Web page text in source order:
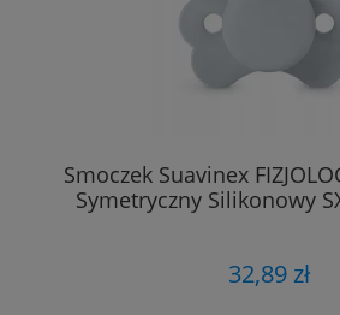
Smoczek Suavinex
Symetryczny Silikonowy
32,89 zł